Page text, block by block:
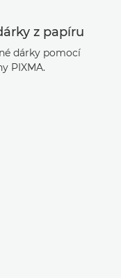
z papíru
dárky pomocí
PIXMA.